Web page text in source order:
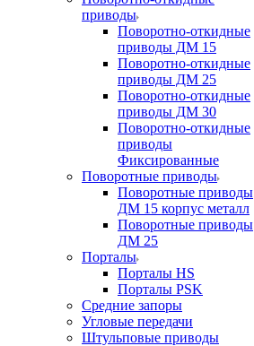
приводы
Поворотно-откидные
приводы ДМ 15
Поворотно-откидные
приводы ДМ 25
Поворотно-откидные
приводы ДМ 30
Поворотно-откидные
приводы
Фиксированные
Поворотные приводы
Поворотные приводы
ДМ 15 корпус металл
Поворотные приводы
ДМ 25
Порталы
Порталы HS
Порталы PSK
Средние запоры
Угловые передачи
Штульповые приводы